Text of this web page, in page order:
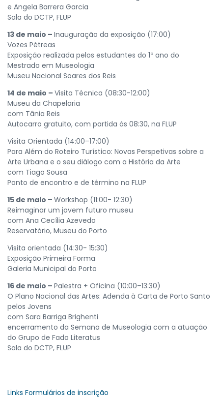
e Angela Barrera Garcia
Sala do DCTP, FLUP
13 de maio – Inauguração da exposição (17:00)
Vozes Pétreas
Exposição realizada pelos estudantes do 1º ano do
Mestrado em Museologia
Museu Nacional Soares dos Reis
14 de maio – Visita Técnica (08:30-12:00)
Museu da Chapelaria
com Tânia Reis
Autocarro gratuito, com partida às 08:30, na FLUP
Visita Orientada (14:00–17:00)
Para Além do Roteiro Turístico: Novas Perspetivas sobre a
Arte Urbana e o seu diálogo com a História da Arte
com Tiago Sousa
Ponto de encontro e de término na FLUP
15 de maio – Workshop (11:00- 12:30)
Reimaginar um jovem futuro museu
com Ana Cecília Azevedo
Reservatório, Museu do Porto
Visita orientada (14:30- 15:30)
Exposição Primeira Forma
Galeria Municipal do Porto
16 de maio – Palestra + Oficina (10:00–13:30)
O Plano Nacional das Artes: Adenda à Carta de Porto Santo
pelos Jovens
com Sara Barriga Brighenti
encerramento da Semana de Museologia com a atuação
do Grupo de Fado Literatus
Sala do DCTP, FLUP
Links Formulários de inscrição